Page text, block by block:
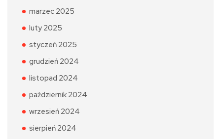
marzec 2025
luty 2025
styczeń 2025
grudzień 2024
listopad 2024
październik 2024
wrzesień 2024
sierpień 2024